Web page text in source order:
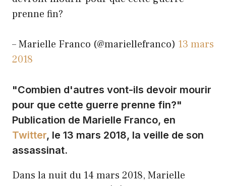
prenne fin?
– Marielle Franco (@mariellefranco) 13 mars
2018
"Combien d'autres vont-ils devoir mourir
pour que cette guerre prenne fin?"
Publication de Marielle Franco, en
Twitter, le 13 mars 2018, la veille de son
assassinat.
Dans la nuit du 14 mars 2018, Marielle